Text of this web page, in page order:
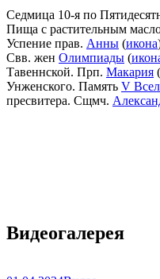
Седмица 10-я по
Пища с растительным
Успение прав. Анны (икона
Свв. жен Олимпиады (
Тавеннской. Прп. Макария (
Унженского. Память V
пресвитера. Сщмч.
Видеогалерея